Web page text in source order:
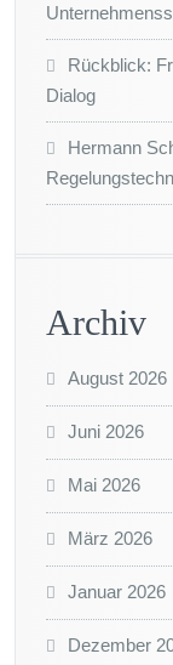
Rückblick:
Dialog
Hermann
Archiv
August 2026
Juni 2026
Mai 2026
März 2026
Januar 2026
Dezember